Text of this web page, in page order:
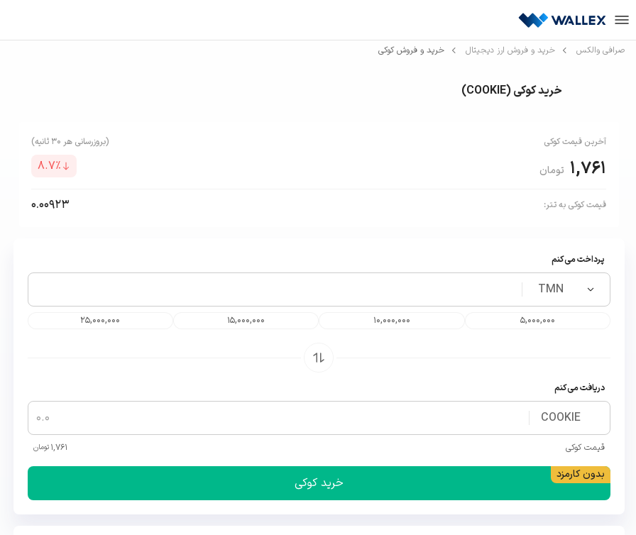
صرافی والکس خرید و فروش ارز دیجیتال خرید و فروش کوکی
خرید کوکی(
COOKIE
)
آخرین قیمتکوکی (بروزرسانی هر ۳۰ ثانیه)
1,761 تومان ٪8.7
قیمتکوکی بهتتر:
0.00923
پرداخت می‌کنم
TMN
5,000,000
10,000,000
15,000,000
25,000,000
دریافت می‌کنم
COOKIE
قیمتکوکی 1,761 تومان
خرید کوکی